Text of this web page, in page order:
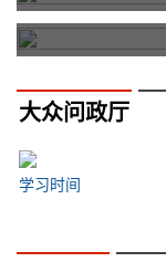
大众问政厅
学习时间